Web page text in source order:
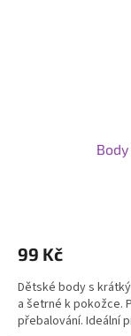
99 Kč
Dětské body s
a šetrné k pokožce.
přebalování. Ideální